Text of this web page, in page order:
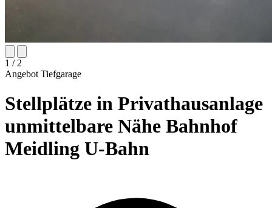
1 / 2
Angebot Tiefgarage
Stellplätze in Privathausanlage
unmittelbare Nähe Bahnhof
Meidling U-Bahn